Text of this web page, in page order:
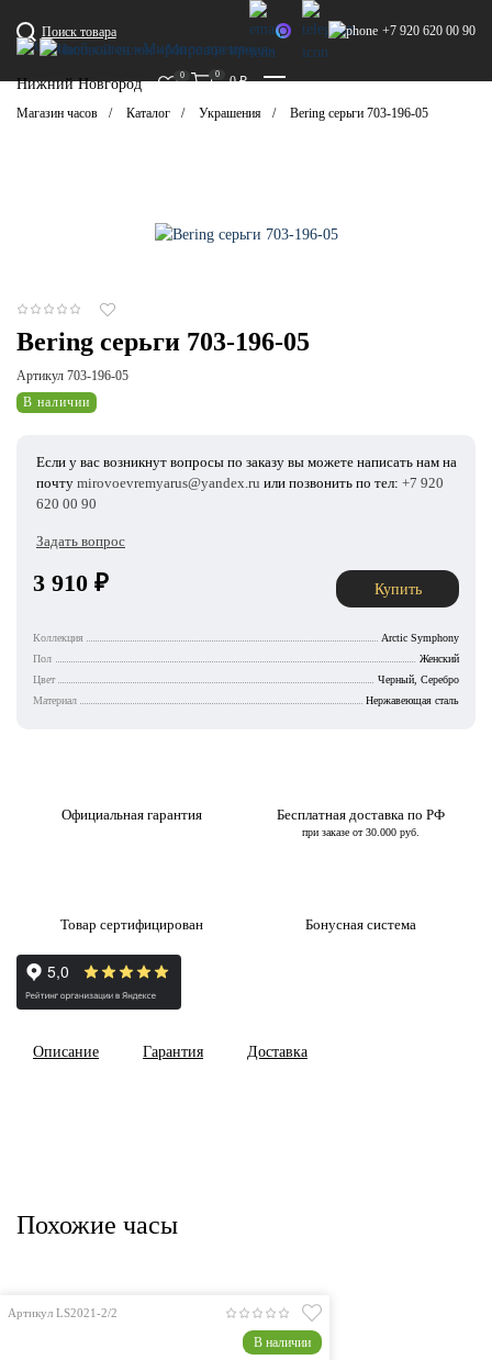
Поиск товара +7 920 620 00 90
Нижний Новгород
0 0 0 ₽
Магазин часов Каталог Украшения Bering серьги 703-196-05
Bering серьги 703-196-05
Артикул 703-196-05
В наличии
Если у вас возникнут вопросы по заказу вы можете написать нам на
почту mirovoevremyarus@yandex.ru или позвонить по тел: +7 920
620 00 90
Задать вопрос
3 910 ₽ Купить
Коллекция
Arctic Symphony
Пол
Женский
Цвет
Черный, Серебро
Материал
Нержавеющая сталь
Официальная гарантия Бесплатная доставка по РФ
при заказе от 30.000 руб.
Товар сертифицирован Бонусная система
Описание Гарантия Доставка
Похожие часы
Артикул LS2021-2/2
В наличии